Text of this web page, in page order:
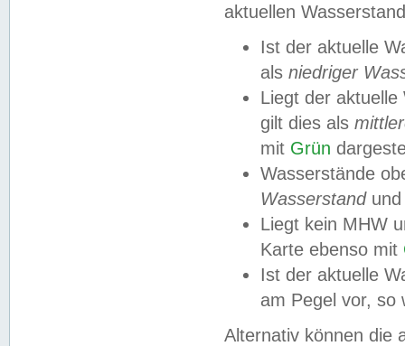
aktuellen
Ist der aktuelle
als niedriger
Liegt der
gilt dies als
mit Grün
Wasserstände
Wasserstandund
Liegt kein MHW
Karte ebenso mit
Ist der aktuelle
am Pegel vor,
Alternativ können die